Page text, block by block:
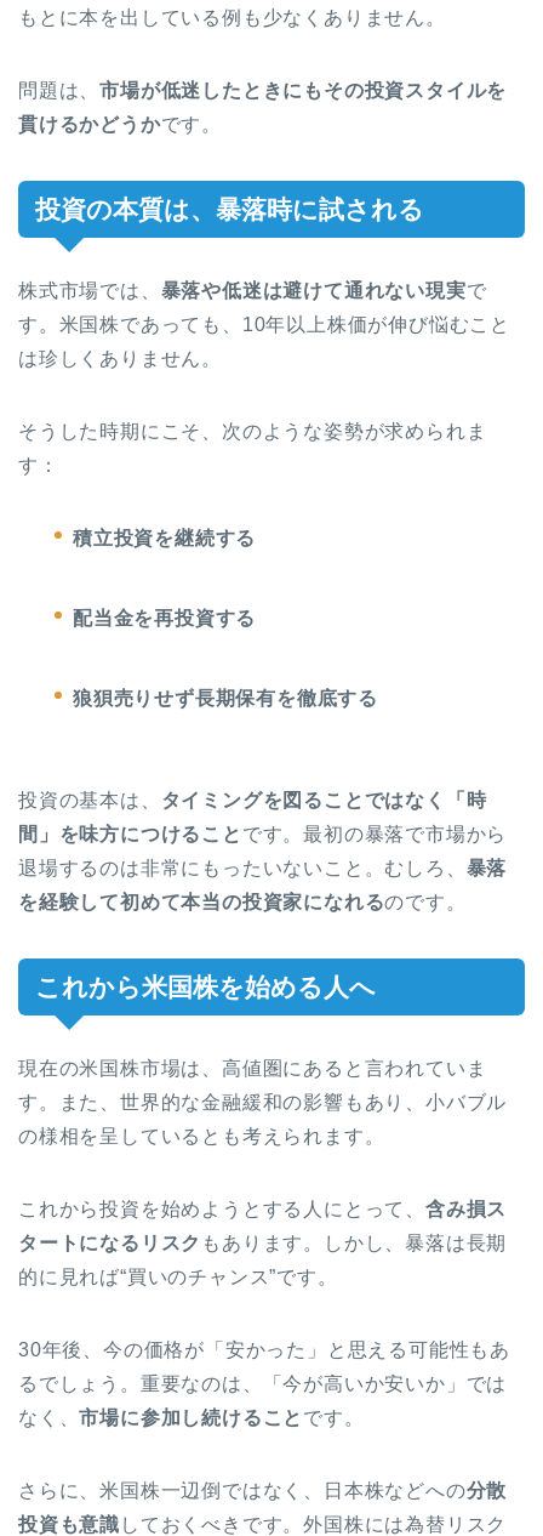
もとに本を出している例も少なくありません。
問題は、市場が低迷したときにもその投資スタイルを
貫けるかどうかです。
投資の本質は、暴落時に試される
株式市場では、 暴落や低迷は避けて通れない現実で
す。米国株であっても、10年以上株価が伸び悩むこと
は珍しくありません。
そうした時期にこそ、次のような姿勢が求められま
す：
積立投資を継続する
配当金を再投資する
狼狽売りせず長期保有を徹底する
投資の基本は、
タイミングを図ることではなく「時
間」を味方につけること です。最初の暴落で市場から
退場するのは非常にもったいないこと。むしろ、 暴落
を経験して初めて本当の投資家になれるのです。
これから米国株を始める人へ
現在の米国株市場は、高値圏にあると言われていま
す。また、世界的な金融緩和の影響もあり、小バブル
の様相を呈しているとも考えられます。
これから投資を始めようとする人にとって、 含み損ス
タートになるリスク もあります。しかし、暴落は長期
的に見れば“買いのチャンス”です。
30年後、今の価格が「安かった」と思える可能性もあ
るでしょう。重要なのは、「今が高いか安いか」では
なく、市場に参加し続けること です。
さらに、米国株一辺倒ではなく、日本株などへの分散
投資も意識 しておくべきです。外国株には為替リスク